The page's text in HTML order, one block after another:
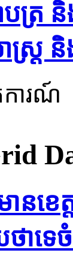
បត្រ
ត្រ និ
ការណ៍
នខេត្
ទេចំ